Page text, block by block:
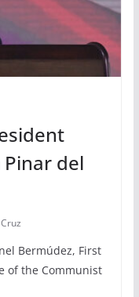
del
Bermúdez, First
of the Communist